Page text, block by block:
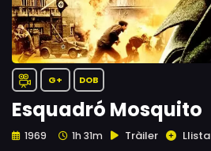
G+ DOB
Esquadró Mosquito
1969 1h 31m Tràiler Llista